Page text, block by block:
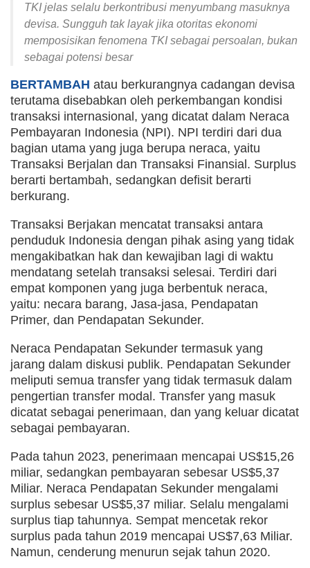
TKI jelas selalu berkontribusi menyumbang masuknya
devisa. Sungguh tak layak jika otoritas ekonomi
memposisikan fenomena TKI sebagai persoalan, bukan
sebagai potensi besar
BERTAMBAH atau berkurangnya cadangan devisa
terutama disebabkan oleh perkembangan kondisi
transaksi internasional, yang dicatat dalam Neraca
Pembayaran Indonesia (NPI). NPI terdiri dari dua
bagian utama yang juga berupa neraca, yaitu
Transaksi Berjalan dan Transaksi Finansial. Surplus
berarti bertambah, sedangkan defisit berarti
berkurang.
Transaksi Berjakan mencatat transaksi antara
penduduk Indonesia dengan pihak asing yang tidak
mengakibatkan hak dan kewajiban lagi di waktu
mendatang setelah transaksi selesai. Terdiri dari
empat komponen yang juga berbentuk neraca,
yaitu: necara barang, Jasa-jasa, Pendapatan
Primer, dan Pendapatan Sekunder.
Neraca Pendapatan Sekunder termasuk yang
jarang dalam diskusi publik. Pendapatan Sekunder
meliputi semua transfer yang tidak termasuk dalam
pengertian transfer modal. Transfer yang masuk
dicatat sebagai penerimaan, dan yang keluar dicatat
sebagai pembayaran.
Pada tahun 2023, penerimaan mencapai US$15,26
miliar, sedangkan pembayaran sebesar US$5,37
Miliar. Neraca Pendapatan Sekunder mengalami
surplus sebesar US$5,37 miliar. Selalu mengalami
surplus tiap tahunnya. Sempat mencetak rekor
surplus pada tahun 2019 mencapai US$7,63 Miliar.
Namun, cenderung menurun sejak tahun 2020.